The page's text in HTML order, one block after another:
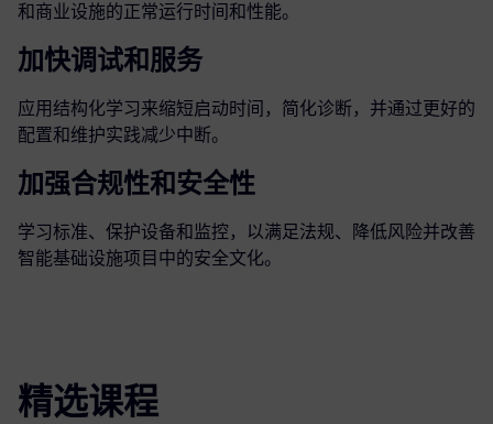
和商业设施的正常运行时间和性能。
加快调试和服务
应用结构化学习来缩短启动时间，简化诊断，并通过更好的
配置和维护实践减少中断。
加强合规性和安全性
学习标准、保护设备和监控，以满足法规、降低风险并改善
智能基础设施项目中的安全文化。
精选课程